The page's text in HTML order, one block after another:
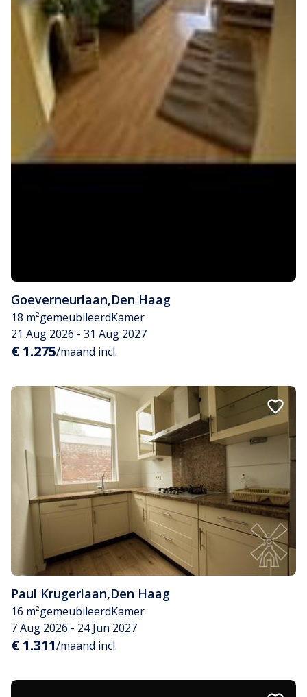
Goeverneurlaan,Den Haag
18 m²gemeubileerdKamer
21 Aug 2026 - 31 Aug 2027
€ 1.275/maand incl.
Paul Krugerlaan,Den Haag
16 m²gemeubileerdKamer
7 Aug 2026 - 24 Jun 2027
€ 1.311/maand incl.